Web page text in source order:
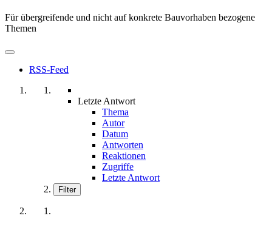
Für übergreifende und nicht auf konkrete Bauvorhaben bezogene
Themen
RSS-Feed
Letzte Antwort
Thema
Autor
Datum
Antworten
Reaktionen
Zugriffe
Letzte Antwort
Filter